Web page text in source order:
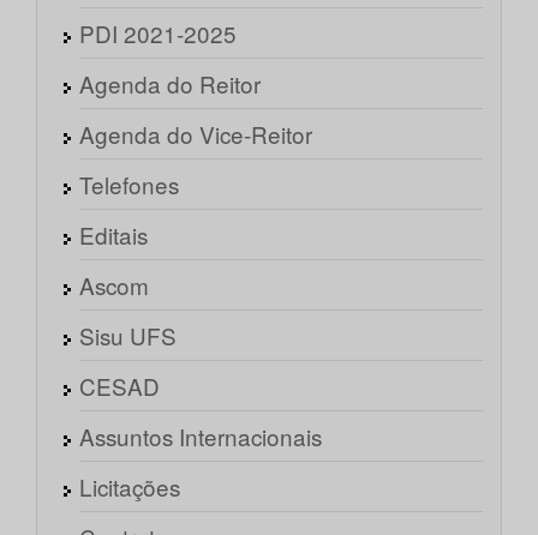
PDI 2021-2025
Agenda do Reitor
Agenda do Vice-Reitor
Telefones
Editais
Ascom
Sisu UFS
CESAD
Assuntos Internacionais
Licitações